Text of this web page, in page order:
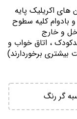
هاي اكريليك پايه
بادوام کلیه سطوح
و خارج
مهدكودك ، اتاق خواب و
بيشتري برخوردارند)
گر رنگ